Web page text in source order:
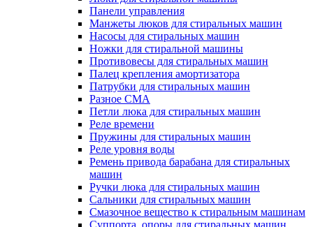
Панели управления
Манжеты люков для стиральных машин
Насосы для стиральных машин
Ножки для стиральной машины
Противовесы для стиральных машин
Палец крепления амортизатора
Патрубки для стиральных машин
Разное СМА
Петли люка для стиральных машин
Реле времени
Пружины для стиральных машин
Реле уровня воды
Ремень привода барабана для стиральных
машин
Ручки люка для стиральных машин
Сальники для стиральных машин
Смазочное вещество к стиральным машинам
Суппорта, опоры для стиральных машин